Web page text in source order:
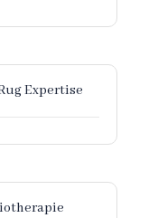
Expertise